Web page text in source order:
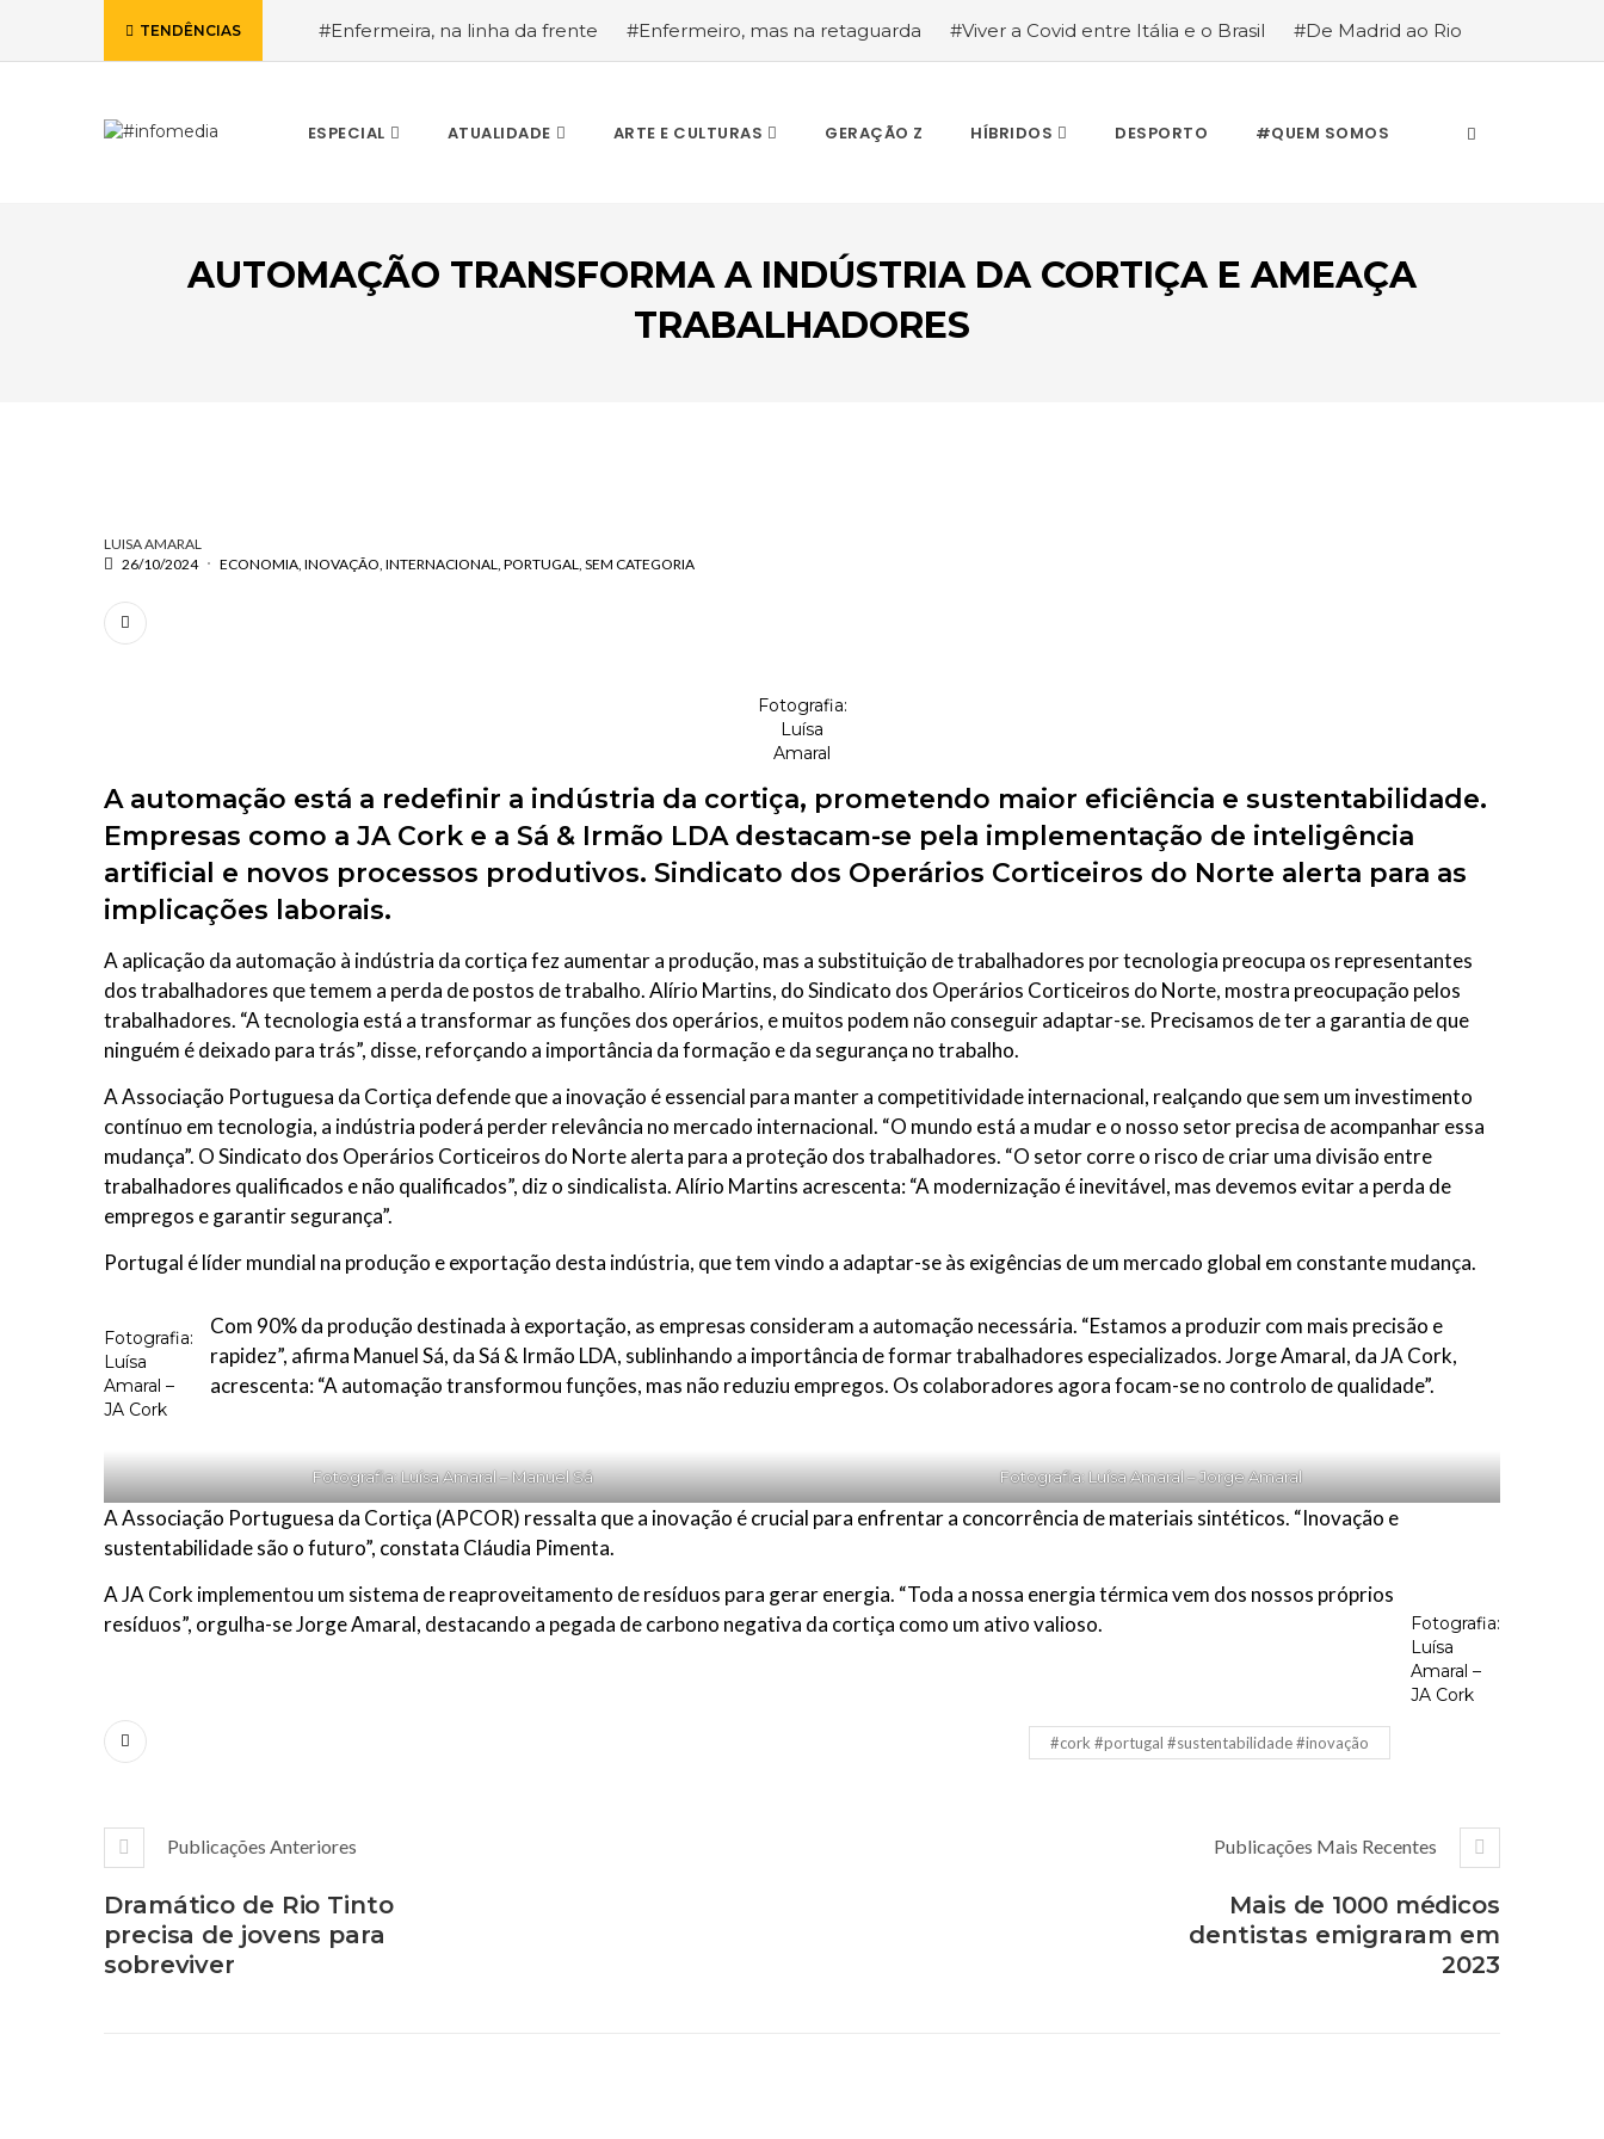
TENDÊNCIAS #Enfermeira, na linha da frente #Enfermeiro, mas na retaguarda #Viver a Covid entre Itália e o Brasil
#De Madrid ao Rio
ESPECIAL ATUALIDADE ARTE E CULTURAS GERAÇÃO Z HÍBRIDOS DESPORTO #QUEM SOMOS
AUTOMAÇÃO TRANSFORMA A INDÚSTRIA DA CORTIÇA E AMEAÇA
TRABALHADORES
ESCREVA O QUE PROCURA E PRIMA ENTER
LUISA AMARAL
26/10/2024
ECONOMIA INOVAÇÃO INTERNACIONAL PORTUGAL SEM CATEGORIA
Fotografia:
Luísa
Amaral
A automação está a redefinir a indústria da cortiça, prometendo maior eficiência e sustentabilidade.
Empresas como a JA Cork e a Sá & Irmão LDA destacam-se pela implementação de inteligência
artificial e novos processos produtivos. Sindicato dos Operários Corticeiros do Norte alerta para as
implicações laborais.
A aplicação da automação à indústria da cortiça fez aumentar a produção, mas a substituição de trabalhadores por tecnologia preocupa os representantes
dos trabalhadores que temem a perda de postos de trabalho. Alírio Martins, do Sindicato dos Operários Corticeiros do Norte, mostra preocupação pelos
trabalhadores. “A tecnologia está a transformar as funções dos operários, e muitos podem não conseguir adaptar-se. Precisamos de ter a garantia de que
ninguém é deixado para trás”, disse, reforçando a importância da formação e da segurança no trabalho.
A Associação Portuguesa da Cortiça defende que a inovação é essencial para manter a competitividade internacional, realçando que sem um investimento
contínuo em tecnologia, a indústria poderá perder relevância no mercado internacional. “O mundo está a mudar e o nosso setor precisa de acompanhar essa
mudança”. O Sindicato dos Operários Corticeiros do Norte alerta para a proteção dos trabalhadores. “O setor corre o risco de criar uma divisão entre
trabalhadores qualificados e não qualificados”, diz o sindicalista. Alírio Martins acrescenta: “A modernização é inevitável, mas devemos evitar a perda de
empregos e garantir segurança”.
Portugal é líder mundial na produção e exportação desta indústria, que tem vindo a adaptar-se às exigências de um mercado global em constante mudança.
Fotografia:
Luísa
Amaral –
JA Cork
Com 90% da produção destinada à exportação, as empresas consideram a automação necessária. “Estamos a produzir com mais precisão e
rapidez”, afirma Manuel Sá, da Sá & Irmão LDA, sublinhando a importância de formar trabalhadores especializados. Jorge Amaral, da JA Cork,
acrescenta: “A automação transformou funções, mas não reduziu empregos. Os colaboradores agora focam-se no controlo de qualidade”.
Fotografia: Luísa Amaral – Manuel Sá Fotografia: Luísa Amaral – Jorge Amaral
A Associação Portuguesa da Cortiça (APCOR) ressalta que a inovação é crucial para enfrentar a concorrência de materiais sintéticos. “Inovação e
sustentabilidade são o futuro”, constata Cláudia Pimenta.
Fotografia:
Luísa
Amaral –
JA Cork
A JA Cork implementou um sistema de reaproveitamento de resíduos para gerar energia. “Toda a nossa energia térmica vem dos nossos próprios
resíduos”, orgulha-se Jorge Amaral, destacando a pegada de carbono negativa da cortiça como um ativo valioso.
#cork #portugal #sustentabilidade #inovação
Publicações Anteriores
Dramático de Rio Tinto
precisa de jovens para
sobreviver
Publicações Mais Recentes
Mais de 1000 médicos
dentistas emigraram em
2023